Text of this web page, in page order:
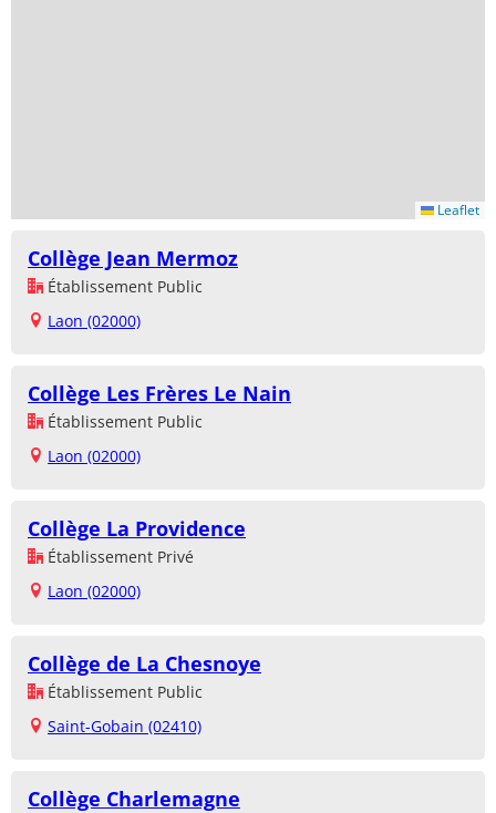
Leaflet
Collège Jean Mermoz
Établissement Public
Laon (02000)
Collège Les Frères Le Nain
Établissement Public
Laon (02000)
Collège La Providence
Établissement Privé
Laon (02000)
Collège de La Chesnoye
Établissement Public
Saint-Gobain (02410)
Collège Charlemagne